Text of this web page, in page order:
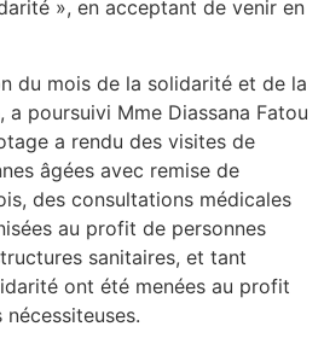
», en acceptant de venir en
du mois de la solidarité et de la
a poursuivi Mme Diassana Fatou
a rendu des visites de
âgées avec remise de
des consultations médicales
au profit de personnes
sanitaires, et tant
ont été menées au profit